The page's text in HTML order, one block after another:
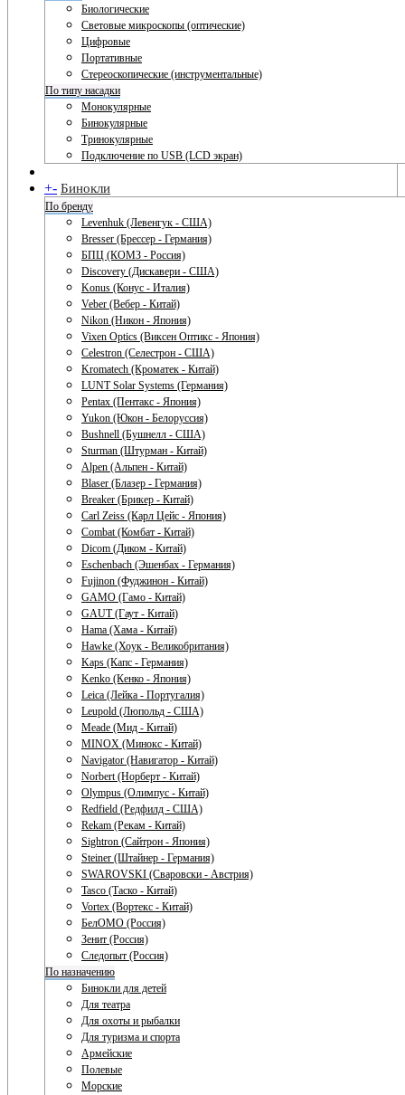
Биологические
Световые микроскопы (оптические)
Цифровые
Портативные
Стереоскопические (инструментальные)
По типу насадки
Монокулярные
Бинокулярные
Тринокулярные
Подключение по USB (LCD экран)
+- Бинокли
По бренду
Levenhuk (Левенгук - США)
Bresser (Брессер - Германия)
БПЦ (КОМЗ - Россия)
Discovery (Дискавери - США)
Konus (Конус - Италия)
Veber (Вебер - Китай)
Nikon (Никон - Япония)
Vixen Optics (Виксен Оптикс - Япония)
Celestron (Селестрон - США)
Kromatech (Кроматек - Китай)
LUNT Solar Systems (Германия)
Pentax (Пентакс - Япония)
Yukon (Юкон - Белоруссия)
Bushnell (Бушнелл - США)
Sturman (Штурман - Китай)
Alpen (Альпен - Китай)
Blaser (Блазер - Германия)
Breaker (Брикер - Китай)
Carl Zeiss (Карл Цейс - Япония)
Combat (Комбат - Китай)
Dicom (Диком - Китай)
Eschenbach (Эшенбах - Германия)
Fujinon (Фуджинон - Китай)
GAMO (Гамо - Китай)
GAUT (Гаут - Китай)
Hama (Хама - Китай)
Hawke (Хоук - Великобритания)
Kaps (Капс - Германия)
Kenko (Кенко - Япония)
Leica (Лейка - Португалия)
Leupold (Люпольд - США)
Meade (Мид - Китай)
MINOX (Минокс - Китай)
Navigator (Навигатор - Китай)
Norbert (Норберт - Китай)
Olympus (Олимпус - Китай)
Redfield (Редфилд - США)
Rekam (Рекам - Китай)
Sightron (Сайтрон - Япония)
Steiner (Штайнер - Германия)
SWAROVSKI (Сваровски - Австрия)
Tasco (Таско - Китай)
Vortex (Вортекс - Китай)
БелОМО (Россия)
Зенит (Россия)
Следопыт (Россия)
По назначению
Бинокли для детей
Для театра
Для охоты и рыбалки
Для туризма и спорта
Армейские
Полевые
Морские